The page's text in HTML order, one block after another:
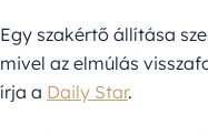
Egy szakértő állítása
mivel az elmúlás
írja a Daily Star.